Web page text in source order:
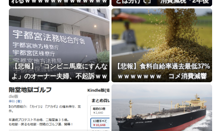
ｗｗｗｗｗ
に私の責任で戻す」発言を説明
【悲報】「コンビニ馬鹿にすんな
よ」のオーナー夫婦、不起訴ｗｗ
ｗｗｗｗｗｗ
【悲報】食料自給率過去最低37%
ｗｗｗｗｗｗｗ コメ消費減響
く・・・